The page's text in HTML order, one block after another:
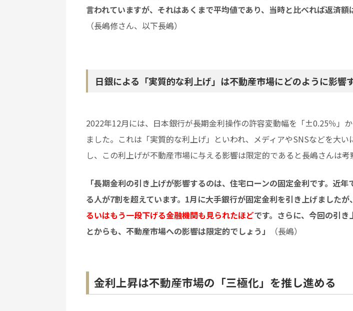
言われていますが、それはあくまで平均値であり、当時と比べれば返済額
（長嶋修さん、以下長嶋）
日銀による「実質的な利上げ」は不動産市場にどのように影響
2022年12月には、日本銀行が長期金利操作の許容変動幅を「±0.25％」
ました。これは「実質的な利上げ」といわれ、メディアやSNSなどを大
し、この利上げが不動産市場に与える影響は限定的であると長嶋さんは考
「長期金利の引き上げが影響するのは、住宅ローンの固定金利です。近
る人が7割を超えています。1月に大手銀行が固定金利を引き上げましたが、
るいはもう一段下げる金融機関も見られたほどです。さらに、今回の引
とからも、不動産市場への影響は限定的でしょう」
（長嶋）
金利上昇は不動産市場の「三極化」を推し進める